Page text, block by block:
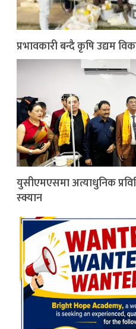
प्रभावकारी बन्दै कृषि उद्यम
युसीएमएसमा अत्याधुनिक
स्क्यान